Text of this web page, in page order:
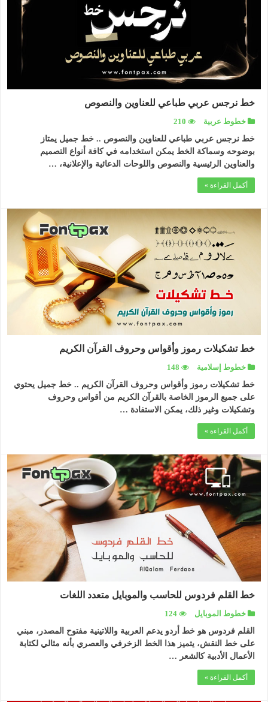
خط نرجس عربي طباعي للعناوين والنصوص
خطوط عربية
210
خط نرجس عربي طباعي للعناوين والنصوص .. خط جميل يمتاز
بوضوحه وسماكة الخط يمكن استخدامه في كافة أنواع التصميم
والعناوين الرئيسية والنصوص واللوحات الدعائية والإعلانية، …
أكمل القراءة »
خط تشكيلات رموز وأقواس وحروف القرآن الكريم
خطوط إسلامية
148
خط تشكيلات رموز وأقواس وحروف القرآن الكريم .. خط جميل يحتوي
على جميع الرموز الخاصة بالقرآن الكريم من أقواس وحروف
وتشكيلات وغير ذلك، يمكن الاستفادة …
أكمل القراءة »
خط القلم فردوس للحاسب والموبايل متعدد اللغات
خطوط الموبايل
124
القلم فردوس هو خط أردو يدعم العربية واللاتينية مفتوح المصدر، مبني
على خط النقش، يتميز هذا الخط الزخرفي والعصري بأنه مثالي لكتابة
الأعمال الأدبية كالشعر …
أكمل القراءة »